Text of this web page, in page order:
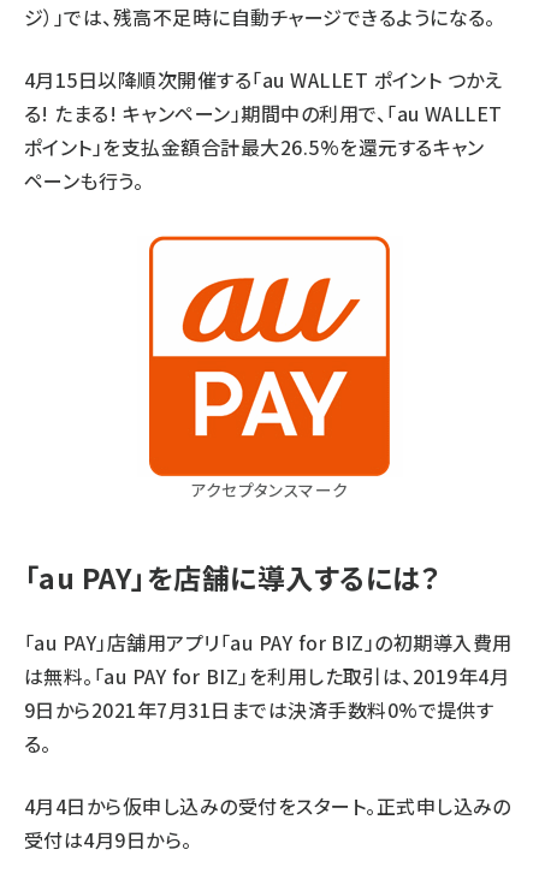
ジ）」では、残高不足時に自動チャージできるようになる。
4月15日以降順次開催する「au WALLET ポイント つかえ
る! たまる! キャンペーン」期間中の利用で、「au WALLET
ポイント」を支払金額合計最大26.5%を還元するキャン
ペーンも行う。
アクセプタンスマーク
「au PAY」を店舗に導入するには？
「au PAY」店舗用アプリ「au PAY for BIZ」の初期導入費用
は無料。「au PAY for BIZ」を利用した取引は、2019年4月
9日から2021年7月31日までは決済手数料0%で提供す
る。
4月4日から仮申し込みの受付をスタート。正式申し込みの
受付は4月9日から。